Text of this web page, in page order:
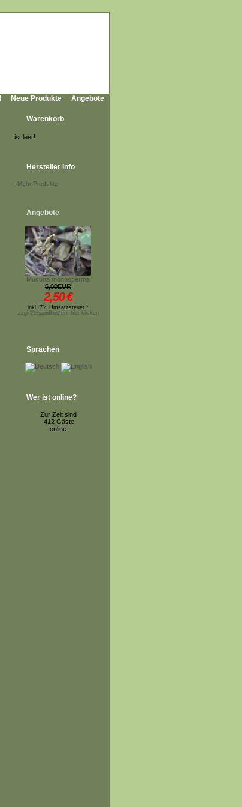
Neue Produkte Angebote
Warenkorb
ist leer!
Hersteller Info
- Mehr Produkte
Angebote
Mucuna monosperma
5,00EUR
2,50€
inkl. 7% Umsatzsteuer *
zzgl.Versandkosten, hier klicken
Sprachen
Wer ist online?
Zur Zeit sind
412 Gäste
online.